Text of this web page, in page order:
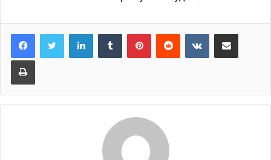
LinkedInTumblr PinterestReddit VKontakteShare via Email
Print